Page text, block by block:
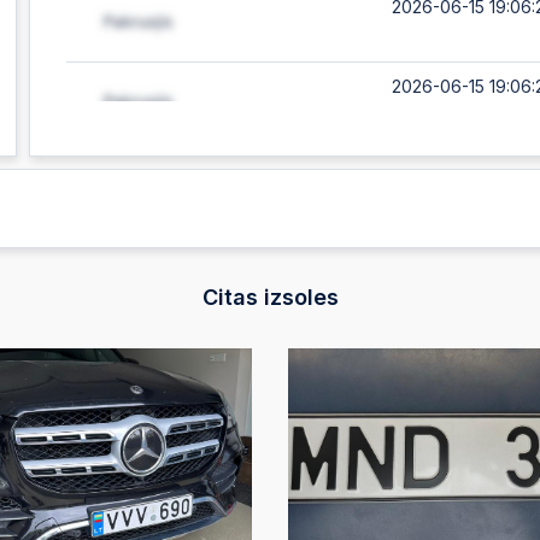
2026-06-15
2026-06-15
2026-06-15
2026-06-15
2026-06-08
Citas izsoles